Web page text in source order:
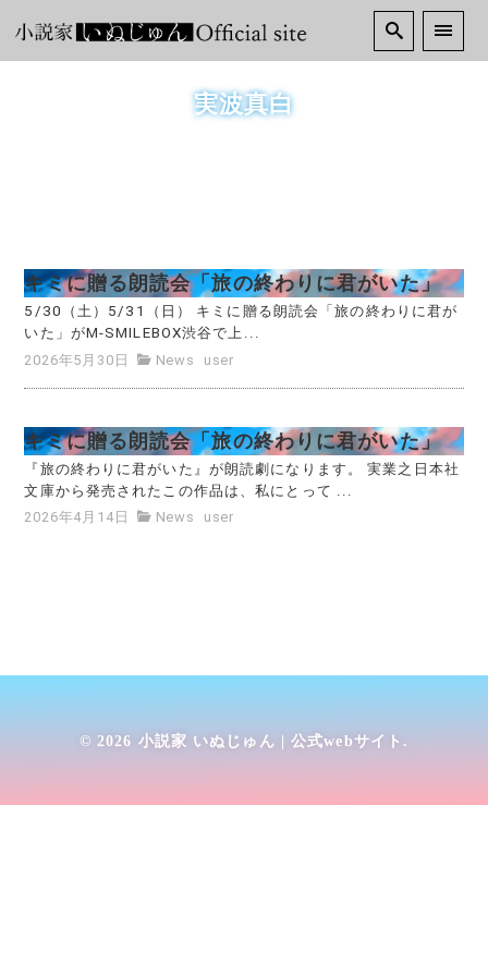
実波真白
キミに贈る朗読会「旅の終わりに君がいた」
5/30（土）5/31（日） キミに贈る朗読会「旅の終わりに君が
いた」がM-SMILEBOX渋谷で上...
2026年5月30日
News user
キミに贈る朗読会「旅の終わりに君がいた」
『旅の終わりに君がいた』が朗読劇になります。 実業之日本社
文庫から発売されたこの作品は、私にとって ...
2026年4月14日
News user
© 2026 小説家 いぬじゅん | 公式webサイト .